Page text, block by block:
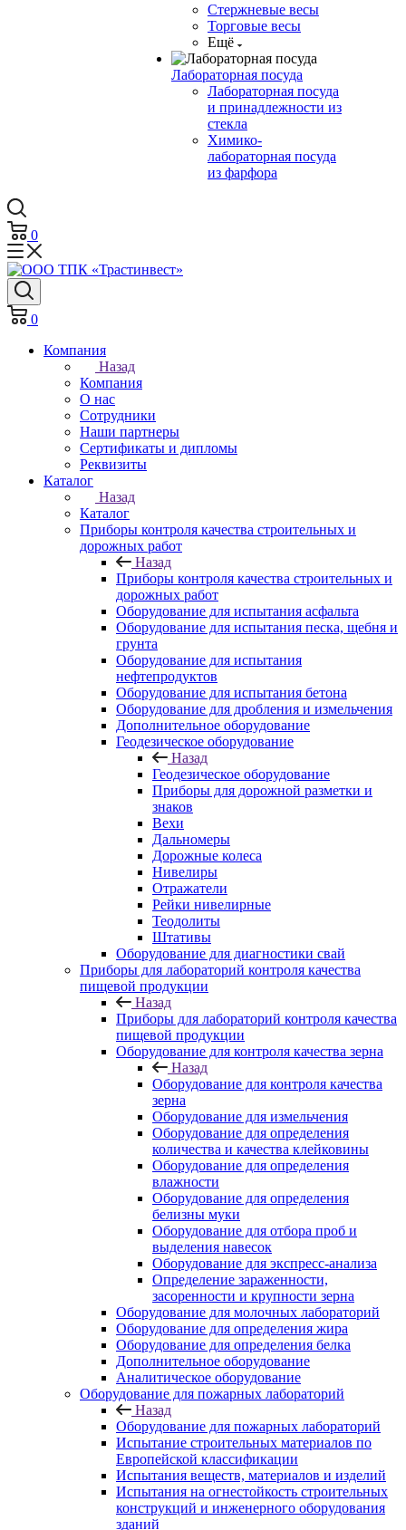
Стержневые весы
Торговые весы
Ещё
Лабораторная посуда
Лабораторная посуда
и принадлежности из
стекла
Химико-
лабораторная посуда
из фарфора
0
0
Компания
Назад
Компания
О нас
Сотрудники
Наши партнеры
Сертификаты и дипломы
Реквизиты
Каталог
Назад
Каталог
Приборы контроля качества строительных и
дорожных работ
Назад
Приборы контроля качества строительных и
дорожных работ
Оборудование для испытания асфальта
Оборудование для испытания песка, щебня и
грунта
Оборудование для испытания
нефтепродуктов
Оборудование для испытания бетона
Оборудование для дробления и измельчения
Дополнительное оборудование
Геодезическое оборудование
Назад
Геодезическое оборудование
Приборы для дорожной разметки и
знаков
Вехи
Дальномеры
Дорожные колеса
Нивелиры
Отражатели
Рейки нивелирные
Теодолиты
Штативы
Оборудование для диагностики свай
Приборы для лабораторий контроля качества
пищевой продукции
Назад
Приборы для лабораторий контроля качества
пищевой продукции
Оборудование для контроля качества зерна
Назад
Оборудование для контроля качества
зерна
Оборудование для измельчения
Оборудование для определения
количества и качества клейковины
Оборудование для определения
влажности
Оборудование для определения
белизны муки
Оборудование для отбора проб и
выделения навесок
Оборудование для экспресс-анализа
Определение зараженности,
засоренности и крупности зерна
Оборудование для молочных лабораторий
Оборудование для определения жира
Оборудование для определения белка
Дополнительное оборудование
Аналитическое оборудование
Оборудование для пожарных лабораторий
Назад
Оборудование для пожарных лабораторий
Испытание строительных материалов по
Европейской классификации
Испытания веществ, материалов и изделий
Испытания на огнестойкость строительных
конструкций и инженерного оборудования
зданий